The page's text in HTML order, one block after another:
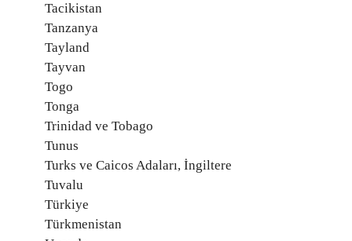
Tacikistan
Tanzanya
Tayland
Tayvan
Togo
Tonga
Trinidad ve Tobago
Tunus
Turks ve Caicos Adaları, İngiltere
Tuvalu
Türkiye
Türkmenistan